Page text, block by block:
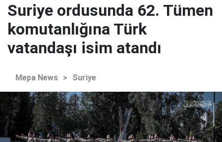
Suriye ordusunda 62. Tümen
komutanlığına Türk
vatandaşı isim atandı
Mepa News > Suriye